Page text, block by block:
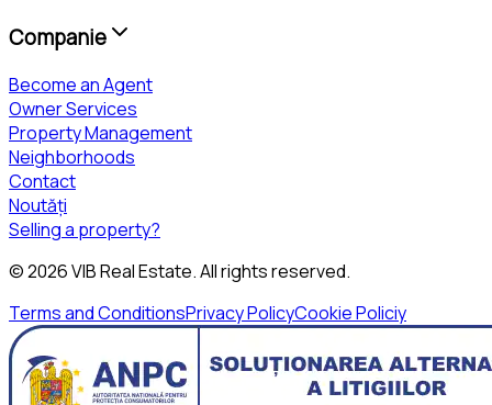
Companie
Become an Agent
Owner Services
Property Management
Neighborhoods
Contact
Noutăți
Selling a property?
©2026VIB Real Estate. All rights reserved.
Terms and ConditionsPrivacy PolicyCookie Policiy